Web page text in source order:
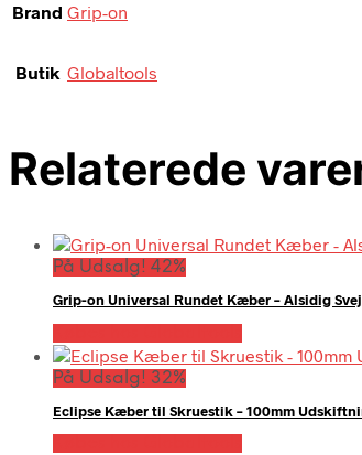
Brand Grip-on
Butik Globaltools
Relaterede
På Udsalg! 42%
Grip-on Universal Rundet Kæber – Alsidig
På Udsalg! 32%
Eclipse Kæber til Skruestik – 100mm